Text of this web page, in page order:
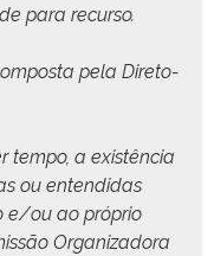
para recurso.
pela Dire­to­
tem­po, a existên­cia
ou enten­di­das
e/ou ao próprio
Orga­ni­zado­ra